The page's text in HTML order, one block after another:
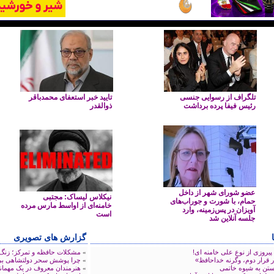
تایید خبر استعفای محمدباقر
ذوالقدر
تلگراف از رسوایی جنسی
رئیس فیفا پرده برداشت
نیکلاس لیساک: مجتبی
خامنه‌ای از اواسط مارس مرده
است
عضو شورای شهر از داخل
حمام، با شورت و جوراب‌های
آویزان در پس‌زمینه، وارد
جلسه آنلاین شد
گزارش های تصویری
» مشکلات حافظه و تمرکز؛
» چرا پوشش سحر دولتشاهی
» هنرمندان معروف در یک
پیروزی از نوع علی خامنه ای!
قرار دوم، وگرنه خداحافظ»
به شیوه خاتمی